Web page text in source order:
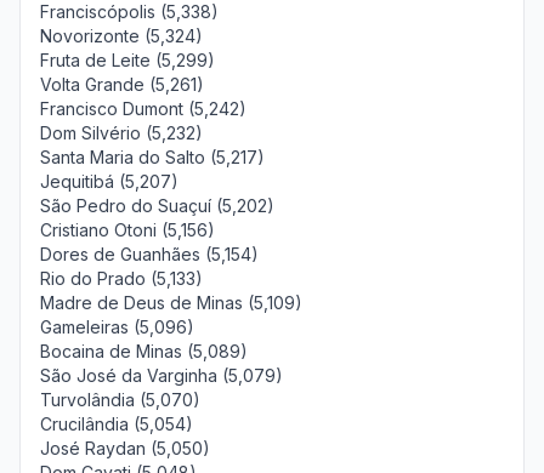
Franciscópolis (5,338)
Novorizonte (5,324)
Fruta de Leite (5,299)
Volta Grande (5,261)
Francisco Dumont (5,242)
Dom Silvério (5,232)
Santa Maria do Salto (5,217)
Jequitibá (5,207)
São Pedro do Suaçuí (5,202)
Cristiano Otoni (5,156)
Dores de Guanhães (5,154)
Rio do Prado (5,133)
Madre de Deus de Minas (5,109)
Gameleiras (5,096)
Bocaina de Minas (5,089)
São José da Varginha (5,079)
Turvolândia (5,070)
Crucilândia (5,054)
José Raydan (5,050)